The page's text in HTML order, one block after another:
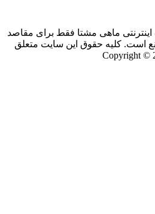
ماهی مشتا فقط برای مقاصد
است. کلیه حقوق این سایت متعلق